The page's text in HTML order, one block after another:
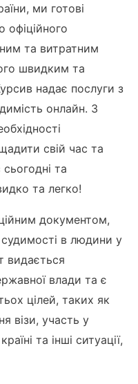
ми готові
та витратним
швидким та
надає послуги з
онлайн. З
свій час та
та
та легко!
документом,
в людини у
видається
влади та є
цілей, таких як
візи, участь у
та інші ситуації,